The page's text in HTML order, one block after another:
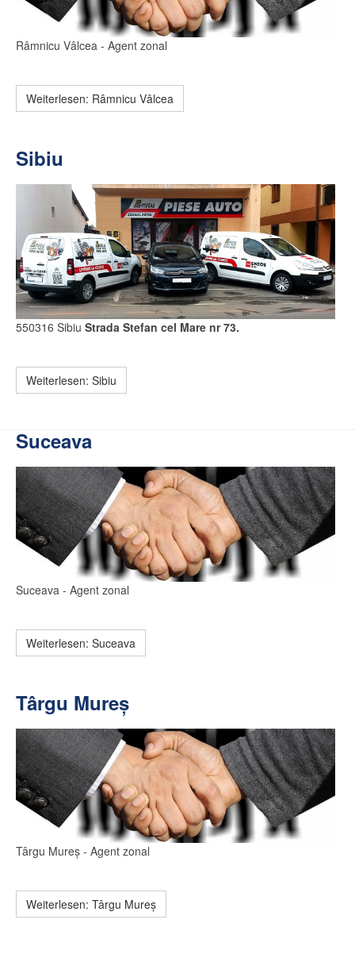
Râmnicu Vâlcea - Agent zonal
Weiterlesen: Râmnicu Vâlcea
Sibiu
550316 Sibiu Strada Stefan cel Mare nr 73.
Weiterlesen: Sibiu
Suceava
Suceava - Agent zonal
Weiterlesen: Suceava
Târgu Mureș
Târgu Mureș - Agent zonal
Weiterlesen: Târgu Mureș